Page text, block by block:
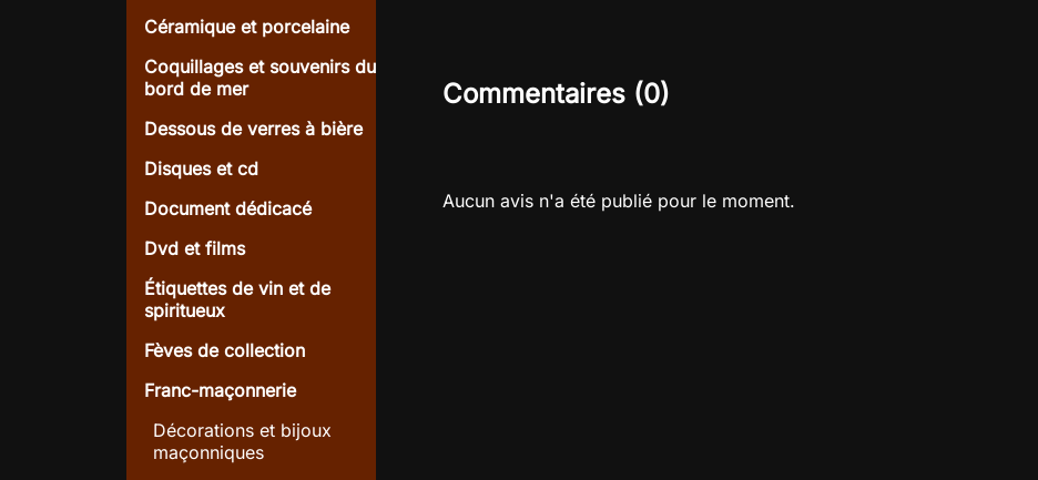
Céramique et porcelaine
Coquillages et souvenirs du
bord de mer
Dessous de verres à bière
Disques et cd
Document dédicacé
Dvd et films
Étiquettes de vin et de
spiritueux
Fèves de collection
Franc-maçonnerie
Décorations et bijoux
maçonniques
Commentaires (0)
Aucun avis n'a été publié pour le moment.